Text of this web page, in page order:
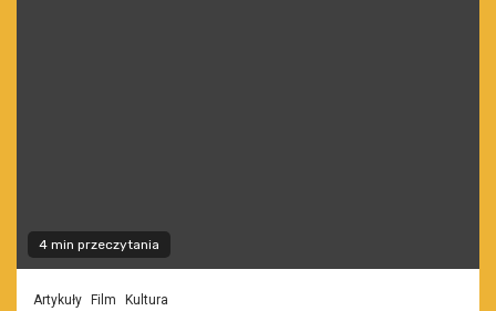
4 min przeczytania
Artykuły Film Kultura